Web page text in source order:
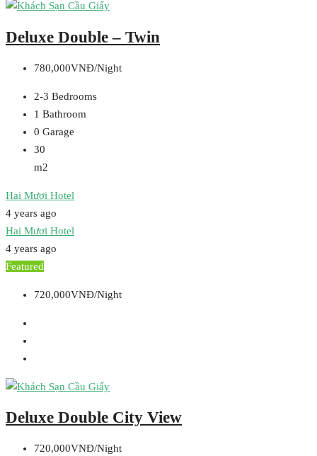
Deluxe Double – Twin
780,000VNĐ/Night
2-3 Bedrooms
1 Bathroom
0 Garage
30
m2
Hai Mươi Hotel
4 years ago
Hai Mươi Hotel
4 years ago
Featured
720,000VNĐ/Night
Deluxe Double City View
720,000VNĐ/Night